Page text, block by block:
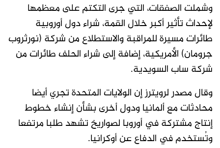
وشملت الصفقات، التي جرى التكتم على معظمها
لإحداث تأثير أكبر خلال القمة، شراء دول أوروبية ​
طائرات مسيرة للمراقبة والاستطلاع من شركة (نورثروب
جرومان) الأمريكية، إضافة إلى شراء الحلف طائرات من
شركة ⁠ساب السويدية.
وقال مصدر لرويترز إن الولايات المتحدة تجري أيضا
محادثات مع ألمانيا ودول أخرى بشأن إنشاء خطوط
إنتاج مشتركة في ​أوروبا لصواريخ تشهد طلبا مرتفعا
وتُستخدم في الدفاع عن أوكرانيا.